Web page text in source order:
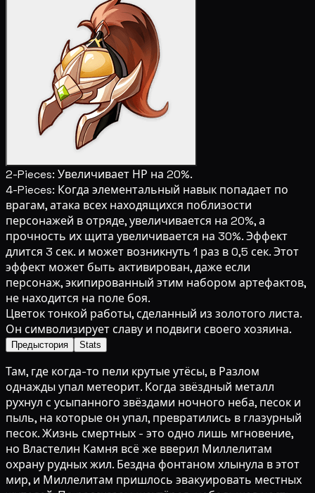
2-Pieces: Увеличивает НР на 20%.
4-Pieces: Когда элементальный навык попадает по
врагам, атака всех находящихся поблизости
персонажей в отряде, увеличивается на 20%, а
прочность их щита увеличивается на 30%. Эффект
длится 3 сек. и может возникнуть 1 раз в 0,5 сек. Этот
эффект может быть активирован, даже если
персонаж, экипированный этим набором артефактов,
не находится на поле боя.
Цветок тонкой работы, сделанный из золотого листа.
Он символизирует славу и подвиги своего хозяина.
Предыстория Stats
Там, где когда-то пели крутые утёсы, в Разлом
однажды упал метеорит. Когда звёздный металл
рухнул с усыпанного звёздами ночного неба, песок и
пыль, на которые он упал, превратились в глазурный
песок. Жизнь смертных - это одно лишь мгновение,
но Властелин Камня всё же вверил Миллелитам
охрану рудных жил. Бездна фонтаном хлынула в этот
мир, и Миллелитам пришлось эвакуировать местных